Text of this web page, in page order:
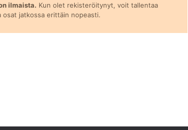
ilmaista. Kun olet rekisteröitynyt, voit tallentaa
osat jatkossa erittäin nopeasti.